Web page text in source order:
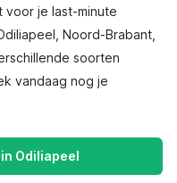
voor je last-minute
Noord-Brabant,
soorten
vandaag nog je
Odiliapeel